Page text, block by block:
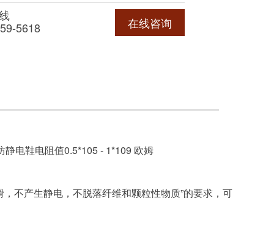
。并且具有不易沾尘，耐脏，易洗涤的优点。
3XL 4XL 5XL
在线咨询
5618
电鞋电阻值0.5*105 - 1*109 欧姆
不产生静电，不脱落纤维和颗粒性物质”的要求，可